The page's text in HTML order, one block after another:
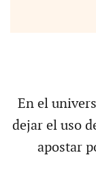
En el
dejar el uso
apostar